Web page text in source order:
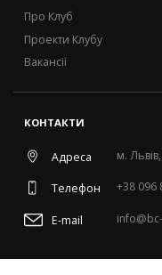
Про Клуб
Проекти Клубу
Вакансії
КОНТАКТИ
Адреса м.
Телефон +38 096
E-mail